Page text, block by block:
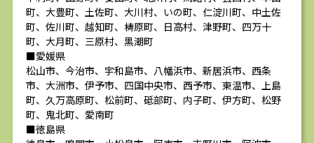
町、大豊町、土佐町、大川村、いの町、仁淀川町、中土佐
町、佐川町、越知町、梼原町、日高村、津野町、四万十
町、大月町、三原村、黒潮町
■愛媛県
松山市、今治市、宇和島市、八幡浜市、新居浜市、西条
市、大洲市、伊予市、四国中央市、西予市、東温市、上島
町、久万高原町、松前町、砥部町、内子町、伊方町、松野
町、鬼北町、愛南町
■徳島県